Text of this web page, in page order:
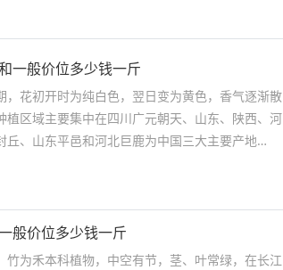
一般价位多少钱一斤
花初开时为纯白色，翌日变为黄色，香气逐渐散
区域主要集中在四川广元朝天、山东、陕西、河
丘、山东平邑和河北巨鹿为中国三大主要产地…
般价位多少钱一斤
为禾本科植物，中空有节，茎、叶常绿，在长江